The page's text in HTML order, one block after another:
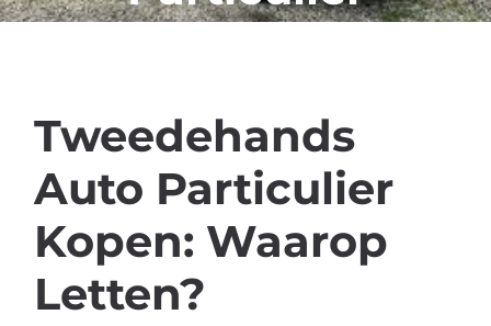
Tweedehands
Auto Particulier
Kopen: Waarop
Letten?